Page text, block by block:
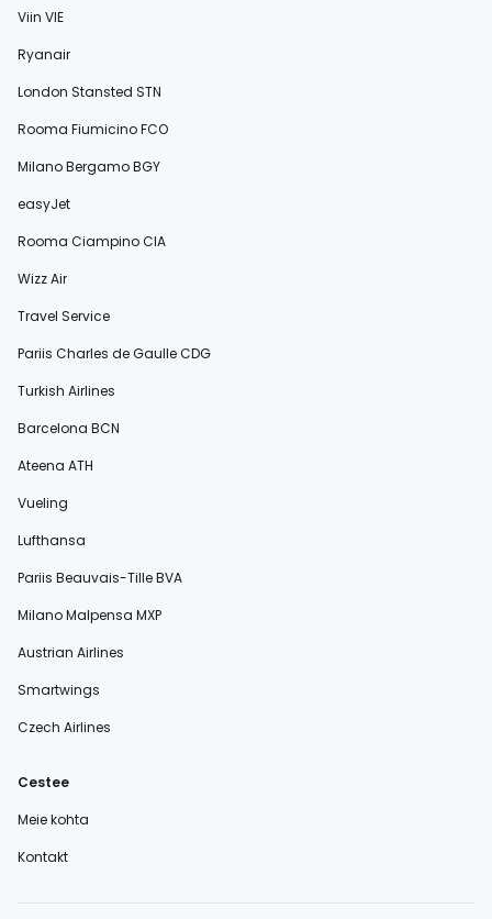
Viin VIE
Ryanair
London Stansted STN
Rooma Fiumicino FCO
Milano Bergamo BGY
easyJet
Rooma Ciampino CIA
Wizz Air
Travel Service
Pariis Charles de Gaulle CDG
Turkish Airlines
Barcelona BCN
Ateena ATH
Vueling
Lufthansa
Pariis Beauvais-Tille BVA
Milano Malpensa MXP
Austrian Airlines
Smartwings
Czech Airlines
Cestee
Meie kohta
Kontakt